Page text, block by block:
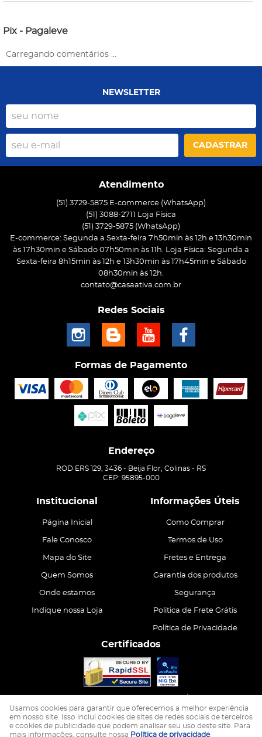
Pix - Pagaleve
Carregando comentários ...
NEWSLETTER
CADASTRAR
Atendimento
(51) 3729-5875 E-commerce (WhatsApp)
(51) 3088-2711 Loja Física
(51) 3729-5875 (WhatsApp)
E-commerce: Segunda a Sexta-feira 7h50min às 12h e 13h30min
às 17h30min e Sábado 07h50min às 11h. Loja Física: Segunda a
Sexta-feira 8h15min às 12h e 13h30min às 17h45min e Sábado
08h30min às 12h.
contato@casaativa.com.br
Redes Sociais
Formas de Pagamento
Endereço
ROD ERS 129, 3436 - Beija Flor, Colinas - RS
CEP: 95895-000
Institucional
Página Inicial
Fale Conosco
Mapa do Site
Quem Somos
Onde estamos
Indique nossa Loja
Informações Úteis
Como Comprar
Termos de Uso
Fretes e Entrega
Garantia dos produtos
Segurança
Politica de Frete Grátis
Política de Privacidade
Certificados
LOJA VIRTUAL CRIADA POR
Usamos cookies para garantir que oferecemos a melhor experiência
em nosso site. Isso inclui cookies de sites de redes sociais de terceiros
e cookies de publicidade que podem analisar seu uso deste site. Para
mais informações, consulte nossa Política de privacidade.